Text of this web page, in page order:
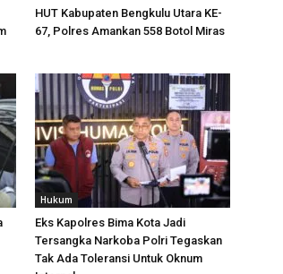
HUT Kabupaten Bengkulu Utara KE-
67, Polres Amankan 558 Botol Miras
Hukum
Eks Kapolres Bima Kota Jadi
Tersangka Narkoba Polri Tegaskan
Tak Ada Toleransi Untuk Oknum